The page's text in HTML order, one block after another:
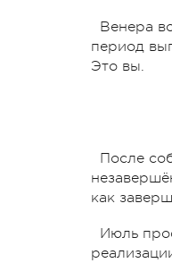
Венера
период
Это вы.
После
как
Июль